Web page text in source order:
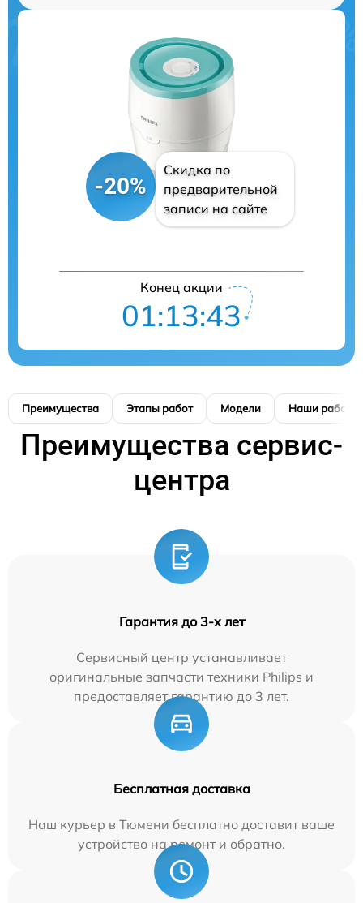
-20%
Скидка по
предварительной
записи на сайте
Конец акции
01:13:41
Преимущества Этапы работ Модели Наши работы
Преимущества сервис-
центра
Гарантия до 3-х лет
Сервисный центр устанавливает
оригинальные запчасти техники Philips и
предоставляет гарантию до 3 лет.
Бесплатная доставка
Наш курьер в Тюмени бесплатно доставит ваше
устройство на ремонт и обратно.